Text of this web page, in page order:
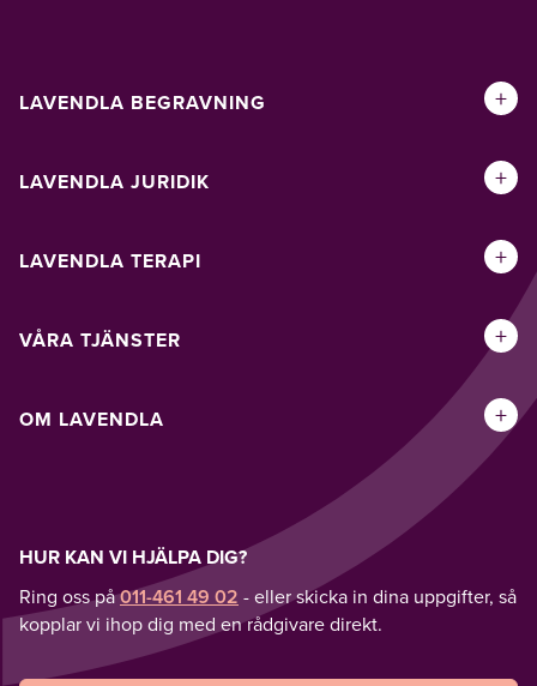
LAVENDLA BEGRAVNING +
LAVENDLA JURIDIK +
LAVENDLA TERAPI +
VÅRA TJÄNSTER +
OM LAVENDLA +
HUR KAN VI HJÄLPA DIG?
Ring oss på011-461 49 02 - eller skicka in dina uppgifter, så
kopplar vi ihop dig med en rådgivare direkt.